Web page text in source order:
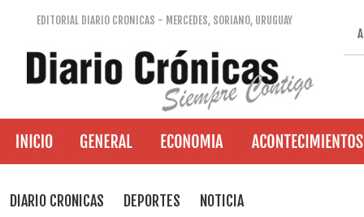
EDITORIAL DIARIO CRONICAS - MERCEDES, SORIANO, URUGUAY
DIARIO CRONICAS DEPORTES NOTICIA